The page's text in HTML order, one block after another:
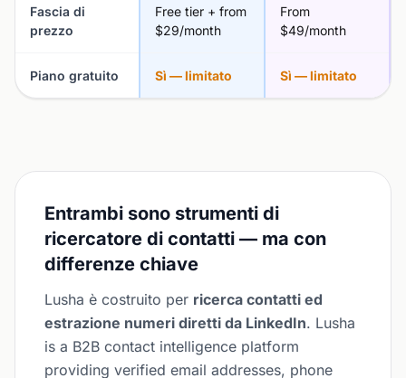
Fascia di
prezzo
Free tier + from
$29/month
From
$49/month
Piano gratuito Sì — limitato Sì — limitato
Entrambi sono strumenti di
ricercatore di contatti — ma con
differenze chiave
Lusha è costruito per ricerca contatti ed
estrazione numeri diretti da LinkedIn. Lusha
is a B2B contact intelligence platform
providing verified email addresses, phone